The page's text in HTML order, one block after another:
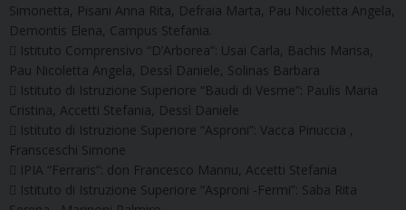
Simonetta, Pisani Anna Rita, Defraia Marta, Pau Nicoletta Angela,
Demontis Elena, Campus Stefania.
 Istituto Comprensivo “D’Arborea”: Usai Carla, Bachis Marisa,
Pau Nicoletta Angela, Dessì Daniele, Solinas Barbara
 Istituto di Istruzione Superiore “Baudi di Vesme”: Paulis Maria
Cristina, Accetti Stefania, Dessì Daniele
 Istituto di Istruzione Superiore “Asproni”: Vacca Pinuccia ,
Fransceschi Simone
 IPIA “Ferraris”: don Francesco Mannu, Accetti Stefania
 Istituto di Istruzione Superiore “Asproni -Fermi”: Saba Rita